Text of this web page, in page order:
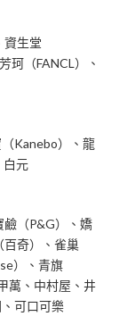
資生堂
珂（FANCL）、
Kanebo）、龍
白元
（P&G）、嬌
百奇）、雀巢
）、青旗
萬、中村屋、井
可口可樂